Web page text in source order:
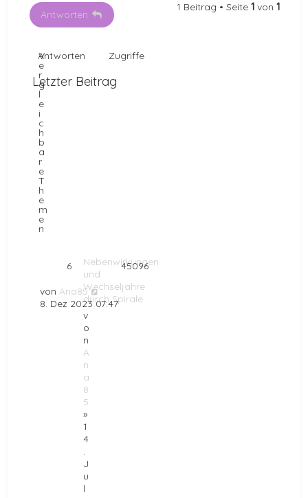
Antworten
1 Beitrag • Seite 1von 1
V
e
r
g
l
e
i
c
h
b
a
r
e
T
h
e
m
e
n
Antworten Zugriffe
Letzter Beitrag
Nebenwirkungen
und
Wechseljahre
durch Spirale
v
o
n
A
n
a
8
5
»
1
4
.
J
u
l
6 45096
vonAna85
8. Dez 2023 07:47